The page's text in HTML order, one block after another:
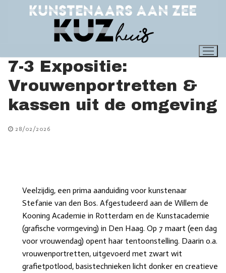
7-3 Expositie:
Vrouwenportretten &
kassen uit de omgeving
28/02/2026
Veelzijdig, een prima aanduiding voor kunstenaar
Stefanie van den Bos. Afgestudeerd aan de Willem de
Kooning Academie in Rotterdam en de Kunstacademie
(grafische vormgeving) in Den Haag. Op 7 maart (een dag
voor vrouwendag) opent haar tentoonstelling. Daarin o.a.
vrouwenportretten, uitgevoerd met zwart wit
grafietpotlood, basistechnieken licht donker en creatieve